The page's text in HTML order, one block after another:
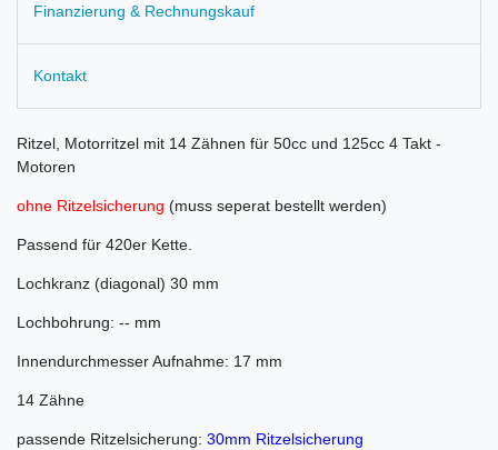
Finanzierung & Rechnungskauf
Kontakt
Ritzel, Motorritzel mit 14 Zähnen für 50cc und 125cc 4 Takt -
Motoren
ohne Ritzelsicherung (muss seperat bestellt werden)
Passend für 420er Kette.
Lochkranz (diagonal) 30 mm
Lochbohrung: -- mm
Innendurchmesser Aufnahme: 17 mm
14 Zähne
passende Ritzelsicherung: 30mm Ritzelsicherung